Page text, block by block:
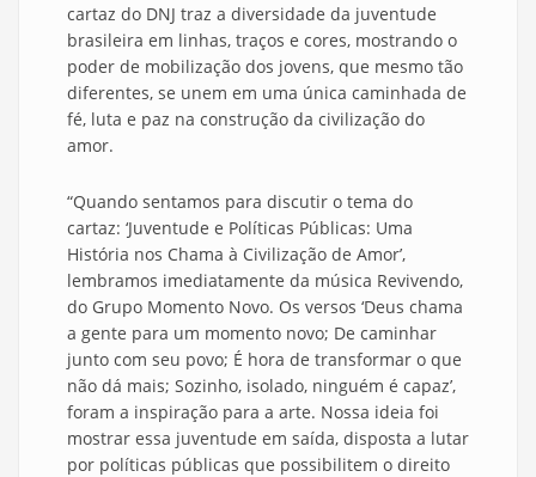
cartaz do DNJ traz a diversidade da juventude
brasileira em linhas, traços e cores, mostrando o
poder de mobilização dos jovens, que mesmo tão
diferentes, se unem em uma única caminhada de
fé, luta e paz na construção da civilização do
amor.
“Quando sentamos para discutir o tema do
cartaz: ‘Juventude e Políticas Públicas: Uma
História nos Chama à Civilização de Amor’,
lembramos imediatamente da música Revivendo,
do Grupo Momento Novo. Os versos ‘Deus chama
a gente para um momento novo; De caminhar
junto com seu povo; É hora de transformar o que
não dá mais; Sozinho, isolado, ninguém é capaz’,
foram a inspiração para a arte. Nossa ideia foi
mostrar essa juventude em saída, disposta a lutar
por políticas públicas que possibilitem o direito